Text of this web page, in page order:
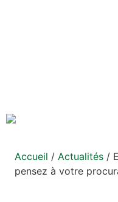
Accueil / Actualités /
pensez à votre